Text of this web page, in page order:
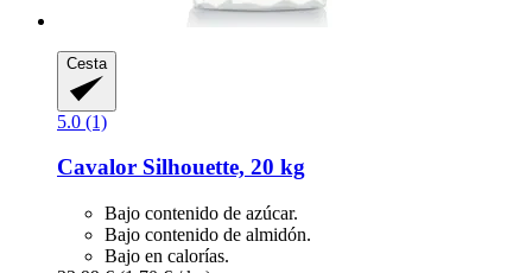
Cesta
5.0 (1)
Cavalor Silhouette, 20 kg
Bajo contenido de azúcar.
Bajo contenido de almidón.
Bajo en calorías.